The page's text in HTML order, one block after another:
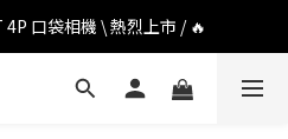
4P 口袋相機 \ 熱烈上市 / 🔥
4P 口袋相機 \ 熱烈上市 / 🔥
雲台相機 \ 熱烈上市 / 🔥